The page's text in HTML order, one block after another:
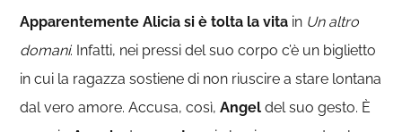
Apparentemente Alicia si è tolta la vita in Un altro
domani. Infatti, nei pressi del suo corpo c’è un biglietto
in cui la ragazza sostiene di non riuscire a stare lontana
dal vero amore. Accusa, così,Angel del suo gesto. È